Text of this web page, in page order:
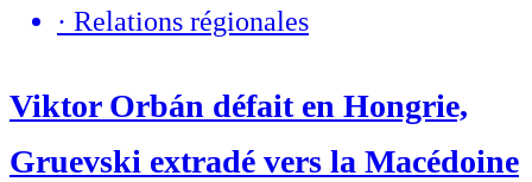
· Relations régionales
Viktor Orbán défait en Hongrie,
Gruevski extradé vers la Macédoine